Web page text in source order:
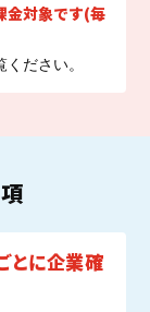
金対象です(毎
ださい。
とに企業確